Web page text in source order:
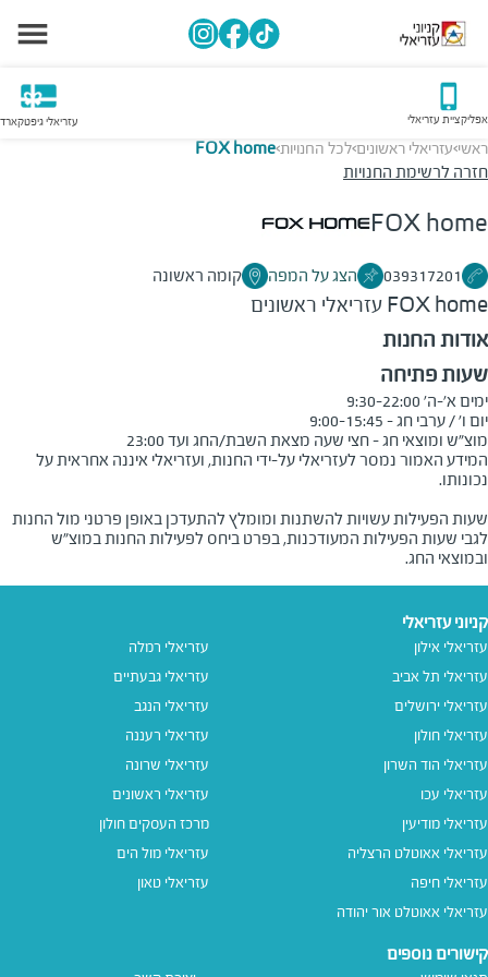
אפליקציית עזריאלי עזריאלי גיפטקארד
ראשי>עזריאלי ראשונים>לכל החנויות>
FOX home
חזרה לרשימת החנויות
FOX home
039317201 הצג על המפה קומה ראשונה
FOX home עזריאלי ראשונים
אודות החנות
שעות פתיחה
מוצ"ש ומוצאי חג - חצי שעה מצאת השבת/החג ועד 23:00
המידע האמור נמסר לעזריאלי על-ידי החנות, ועזריאלי איננה אחראית על
שעות הפעילות עשויות להשתנות ומומלץ להתעדכן באופן פרטני מול החנות
לגבי שעות הפעילות המעודכנות, בפרט ביחס לפעילות החנות במוצ"ש
ובמוצאי החג.
קניוני עזריאלי
עזריאלי אילון
עזריאלי תל אביב
עזריאלי ירושלים
עזריאלי חולון
עזריאלי הוד השרון
עזריאלי עכו
עזריאלי מודיעין
עזריאלי אאוטלט הרצליה
עזריאלי חיפה
עזריאלי אאוטלט אור יהודה
עזריאלי רמלה
עזריאלי גבעתיים
עזריאלי הנגב
עזריאלי רעננה
עזריאלי שרונה
עזריאלי ראשונים
מרכז העסקים חולון
עזריאלי מול הים
עזריאלי טאון
קישורים נוספים